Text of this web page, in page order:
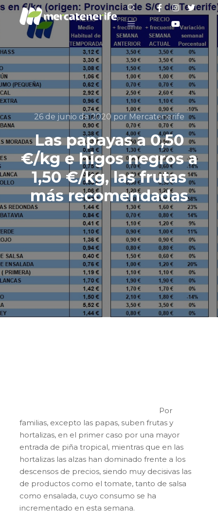
Buscar
Menú principal
26 de junio de 2020 por Mercatenerife
Las papayas a 0,50
€/kg e higos negros a
1,50 €/kg, las frutas
más recomendadas
Por
familias, excepto las papas, suben frutas y
hortalizas, en el primer caso por una mayor
entrada de piña tropical, mientras que en las
hortalizas las alzas han dominado frente a los
descensos de precios, siendo muy decisivas las
de productos como el tomate, tanto de salsa
como ensalada, cuyo consumo se ha
incrementado en esta semana.